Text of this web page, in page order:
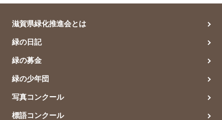
滋賀県緑化推進会とは
緑の日記
緑の募金
緑の少年団
写真コンクール
標語コンクール